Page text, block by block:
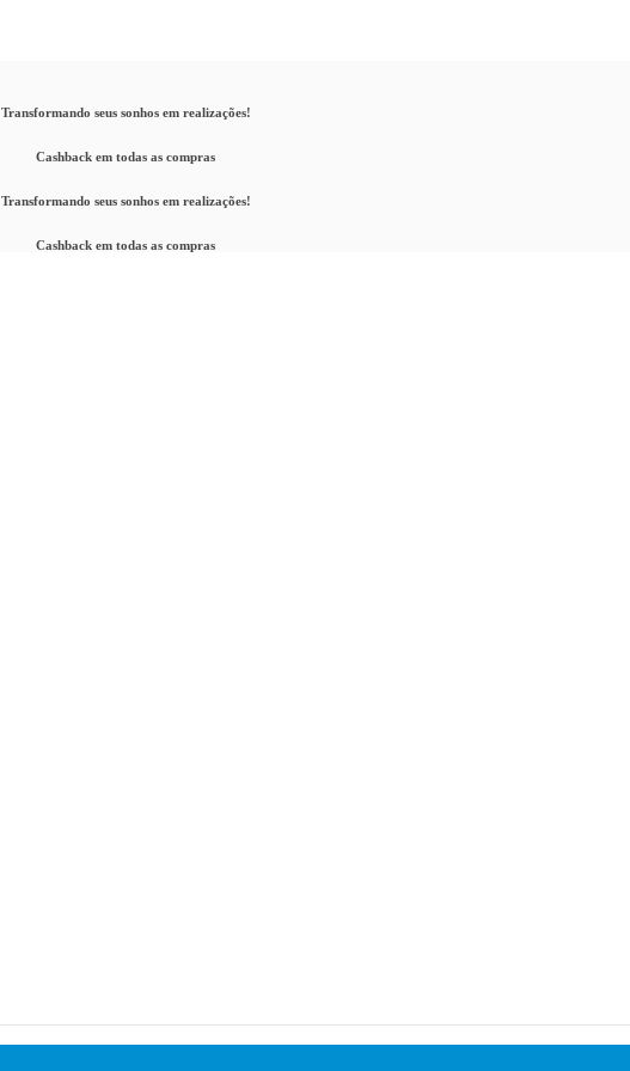
Transformando seus sonhos em realizações!
Cashback em todas as compras
Transformando seus sonhos em realizações!
Cashback em todas as compras